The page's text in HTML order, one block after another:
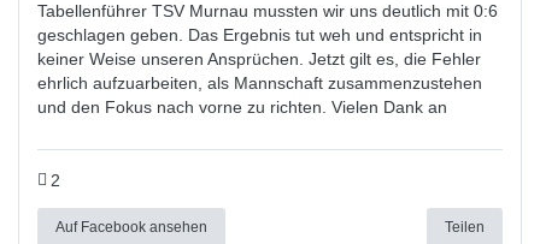
Tabellenführer TSV Murnau mussten wir uns deutlich mit 0:6
geschlagen geben. Das Ergebnis tut weh und entspricht in
keiner Weise unseren Ansprüchen. Jetzt gilt es, die Fehler
ehrlich aufzuarbeiten, als Mannschaft zusammenzustehen
und den Fokus nach vorne zu richten. Vielen Dank an
2
Auf Facebook ansehen Teilen